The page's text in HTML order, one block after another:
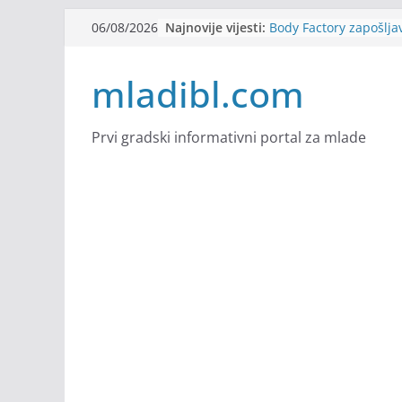
06/08/2026 Najnovije vijesti: Body Factory
mJob zapošljava
mladibl.com
Prvi gradski informativni portal za mlade